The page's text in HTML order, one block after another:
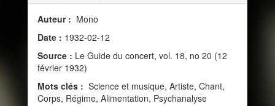
Auteur : Mono
Date : 1932-02-12
Source : Le Guide du concert, vol. 18, no 20 (12
février 1932)
Mots clés : Science et musique, Artiste, Chant,
Corps, Régime, Alimentation, Psychanalyse